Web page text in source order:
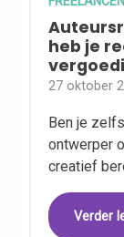
heb je
27 oktober
Ben je
ontwerper
creatief
Verder